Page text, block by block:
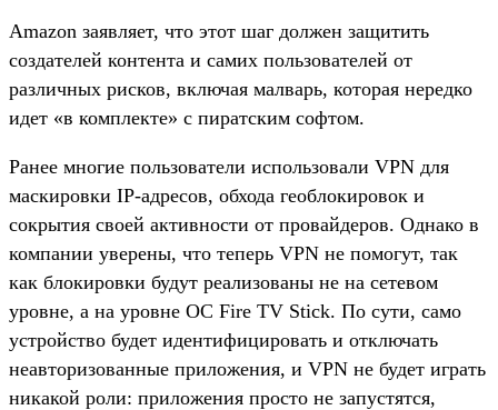
Amazon заявляет, что этот шаг должен защитить
создателей контента и самих пользователей от
различных рисков, включая малварь, которая нередко
идет «в комплекте» с пиратским софтом.
Ранее многие пользователи использовали VPN для
маскировки IP-адресов, обхода геоблокировок и
сокрытия своей активности от провайдеров. Однако в
компании уверены, что теперь VPN не помогут, так
как блокировки будут реализованы не на сетевом
уровне, а на уровне ОС Fire TV Stick. По сути, само
устройство будет идентифицировать и отключать
неавторизованные приложения, и VPN не будет играть
никакой роли: приложения просто не запустятся,